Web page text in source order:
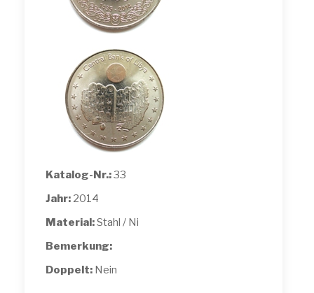
Katalog-Nr.:33
Jahr: 2014
Material:Stahl / Ni
Bemerkung:
Doppelt: Nein